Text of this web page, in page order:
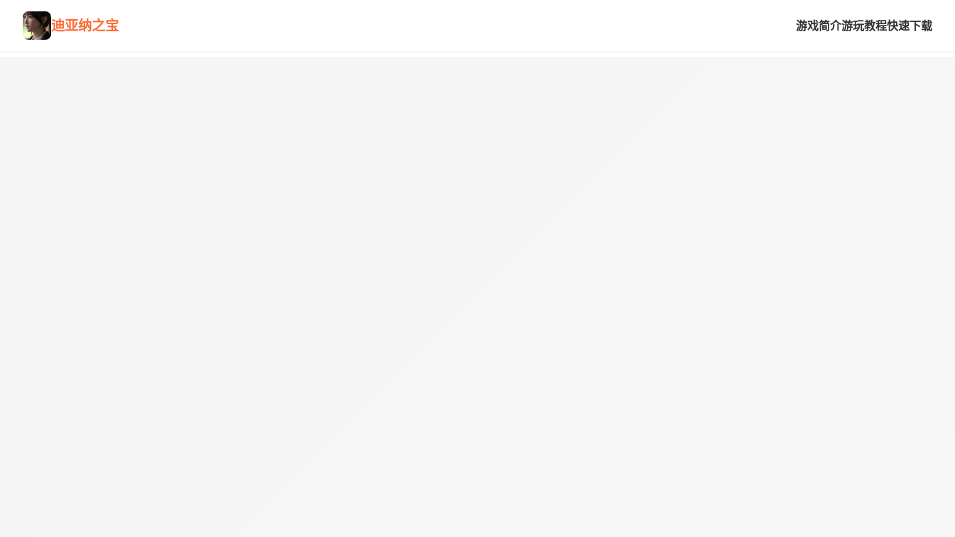
迪亚纳之宝 游戏简介游玩教程快速下载